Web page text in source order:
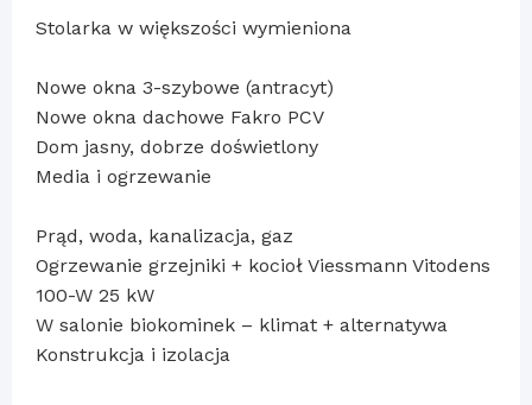
Stolarka w większości wymieniona
Nowe okna 3-szybowe (antracyt)
Nowe okna dachowe Fakro PCV
Dom jasny, dobrze doświetlony
Media i ogrzewanie
Prąd, woda, kanalizacja, gaz
Ogrzewanie grzejniki + kocioł Viessmann Vitodens
100-W 25 kW
W salonie biokominek – klimat + alternatywa
Konstrukcja i izolacja